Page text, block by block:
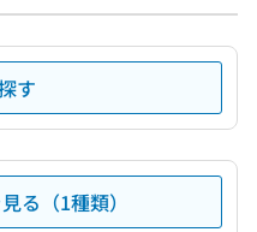
す
る（1種類）